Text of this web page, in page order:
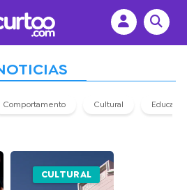
Comportamento Cultural Educação
CULTURAL